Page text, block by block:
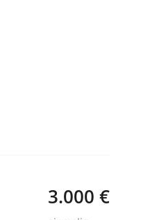
3.000 €